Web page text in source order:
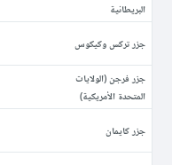
البريطانية
جزر تركس وكيكوس
جزر فرجن (الولايات
المتحدة الأمريكية)
جزر كايمان